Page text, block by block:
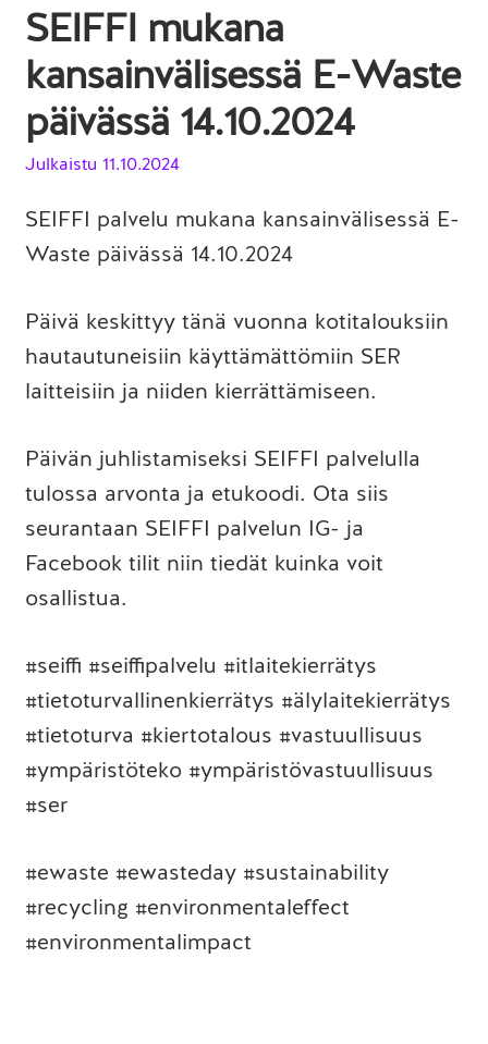
SEIFFI mukana
kansainvälisessä E-Waste
päivässä 14.10.2024
Julkaistu 11.10.2024
SEIFFI palvelu mukana kansainvälisessä E-
Waste päivässä 14.10.2024
Päivä keskittyy tänä vuonna kotitalouksiin
hautautuneisiin käyttämättömiin SER
laitteisiin ja niiden kierrättämiseen.
Päivän juhlistamiseksi SEIFFI palvelulla
tulossa arvonta ja etukoodi. Ota siis
seurantaan SEIFFI palvelun IG- ja
Facebook tilit niin tiedät kuinka voit
osallistua.
#seiffi #seiffipalvelu #itlaitekierrätys
#tietoturvallinenkierrätys #älylaitekierrätys
#tietoturva #kiertotalous #vastuullisuus
#ympäristöteko #ympäristövastuullisuus
#ser
#ewaste #ewasteday #sustainability
#recycling #environmentaleffect
#environmentalimpact